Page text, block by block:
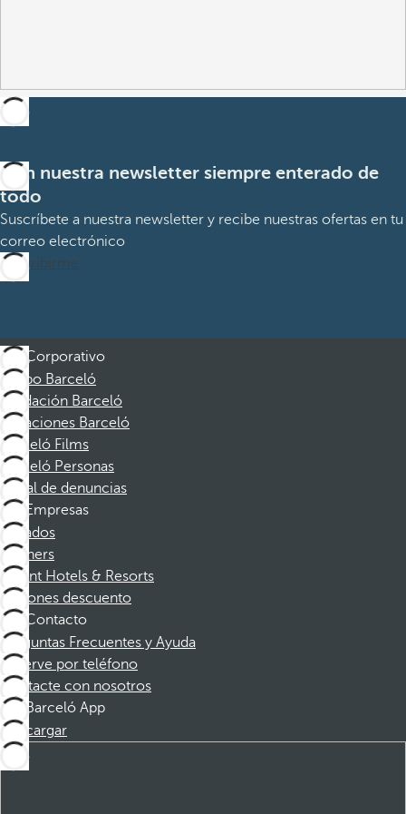
Con nuestra newsletter siempre enterado de
todo
Suscríbete a nuestra newsletter y recibe nuestras ofertas en tu
correo electrónico
Suscribirme
Corporativo
Grupo Barceló
Fundación Barceló
Vacaciones Barceló
Barceló Films
Barceló Personas
Canal de denuncias
Empresas
Afiliados
Partners
Dorint Hotels & Resorts
Cupones descuento
Contacto
Preguntas Frecuentes y Ayuda
Reserve por teléfono
Contacte con nosotros
Barceló App
Descargar